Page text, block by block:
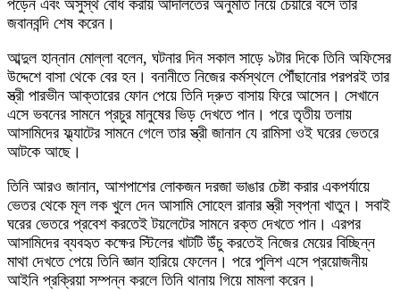
পড়েন এবং অসুস্থ বোধ করায় আদালতের অনুমতি নিয়ে চেয়ারে বসে তার
জবানবন্দি শেষ করেন।
আব্দুল হান্নান মোল্লা বলেন, ঘটনার দিন সকাল সাড়ে ৯টার দিকে তিনি অফিসের
উদ্দেশে বাসা থেকে বের হন। বনানীতে নিজের কর্মস্থলে পৌঁছানোর পরপরই তার
স্ত্রী পারভীন আক্তারের ফোন পেয়ে তিনি দ্রুত বাসায় ফিরে আসেন। সেখানে
এসে ভবনের সামনে প্রচুর মানুষের ভিড় দেখতে পান। পরে তৃতীয় তলায়
আসামিদের ফ্ল্যাটের সামনে গেলে তার স্ত্রী জানান যে রামিসা ওই ঘরের ভেতরে
আটকে আছে।
তিনি আরও জানান, আশপাশের লোকজন দরজা ভাঙার চেষ্টা করার একপর্যায়ে
ভেতর থেকে মূল লক খুলে দেন আসামি সোহেল রানার স্ত্রী স্বপ্না খাতুন। সবাই
ঘরের ভেতরে প্রবেশ করতেই টয়লেটের সামনে রক্ত দেখতে পান। এরপর
আসামিদের ব্যবহৃত কক্ষের স্টিলের খাটটি উঁচু করতেই নিজের মেয়ের বিচ্ছিন্ন
মাথা দেখতে পেয়ে তিনি জ্ঞান হারিয়ে ফেলেন। পরে পুলিশ এসে প্রয়োজনীয়
আইনি প্রক্রিয়া সম্পন্ন করলে তিনি থানায় গিয়ে মামলা করেন।